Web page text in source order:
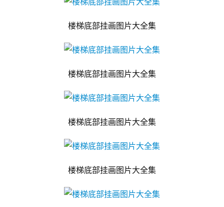
楼梯底部挂画图片大全集
楼梯底部挂画图片大全集
楼梯底部挂画图片大全集
楼梯底部挂画图片大全集